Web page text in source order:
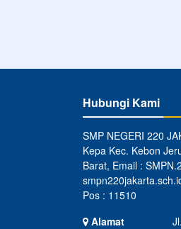
Hubungi Kami
SMP NEGERI 220
Kepa Kec. Kebon
Barat, Email :
Pos : 11510
Alamat